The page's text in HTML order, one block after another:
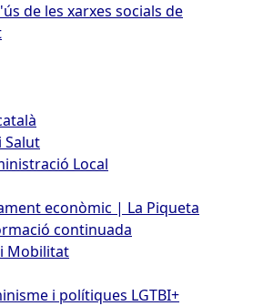
de les xarxes socials de
Salut
Local
econòmic | La Piqueta
continuada
Mobilitat
i polítiques LGTBI+